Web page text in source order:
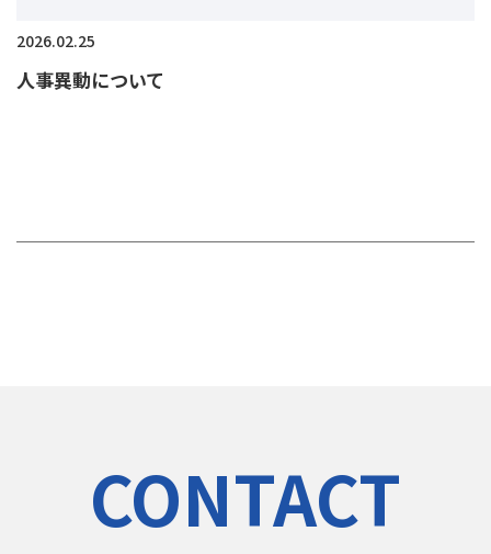
2026.02.25
人事異動について
CONTACT